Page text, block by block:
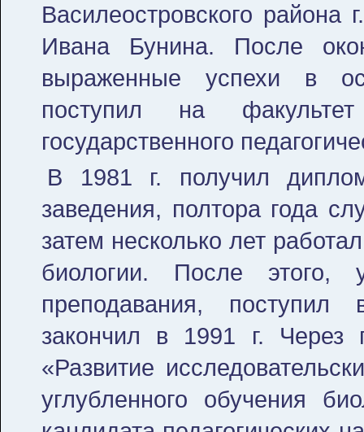
Василеостровского
Ивана Бунина. После
выраженные успехи в
поступил на факультет
государственного
В 1981 г. получил
заведения, полтора года
затем несколько лет
биологии. После этого,
преподавания,
закончил в 1991 г. Через
«Развитие
углубленного обучения